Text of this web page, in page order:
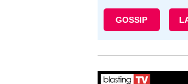
GOSSIP